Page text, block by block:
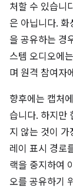
처할 수 있습니
은 아닙니다.
을 공유하는 경
스템 오디오에
며 원격 참여자
향후에는 캡처
습니다. 하지만
지 않는 것이
레이 표시 경로
랙을 중지하여
오를 공유하기